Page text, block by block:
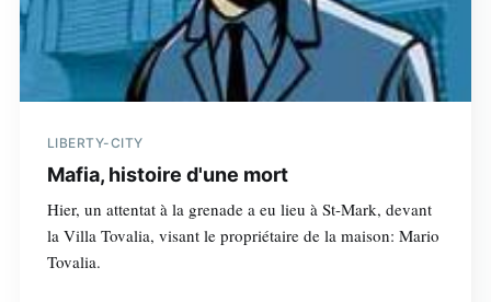
LIBERTY-CITY
Mafia, histoire d'une mort
Hier, un attentat à la grenade a eu lieu à St-Mark, devant
la Villa Tovalia, visant le propriétaire de la maison: Mario
Tovalia.